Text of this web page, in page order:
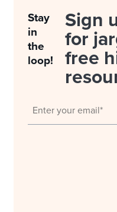
Stay
in
the
loop!
Sign
for
free